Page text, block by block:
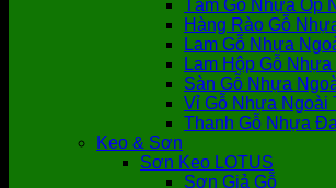
Tấm Gỗ Nhựa Ốp
Hàng Rào Gỗ
Lam Gỗ Nhựa
Lam Hộp Gỗ
Sàn Gỗ Nhựa
Vỉ Gỗ Nhựa Ngoài
Thanh Gỗ Nhựa
Keo & Sơn
Sơn Keo LOTUS
Sơn Giả Gỗ